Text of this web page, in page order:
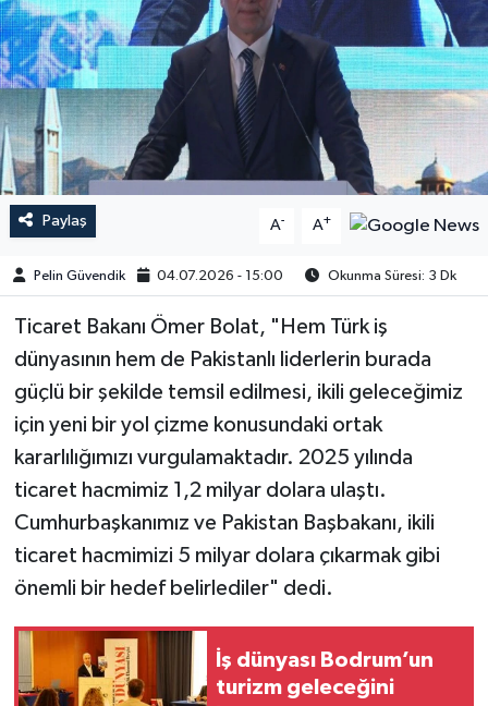
Paylaş A- A+
Pelin Güvendik 04.07.2026 - 15:00 Okunma Süresi: 3 Dk
Ticaret Bakanı Ömer Bolat, "Hem Türk iş
dünyasının hem de Pakistanlı liderlerin burada
güçlü bir şekilde temsil edilmesi, ikili geleceğimiz
için yeni bir yol çizme konusundaki ortak
kararlılığımızı vurgulamaktadır. 2025 yılında
ticaret hacmimiz 1,2 milyar dolara ulaştı.
Cumhurbaşkanımız ve Pakistan Başbakanı, ikili
ticaret hacmimizi 5 milyar dolara çıkarmak gibi
önemli bir hedef belirlediler" dedi.
İş dünyası Bodrum’un
turizm geleceğini